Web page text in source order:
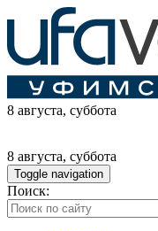
8 августа, суббота
8 августа, суббота
Toggle navigation
Поиск: